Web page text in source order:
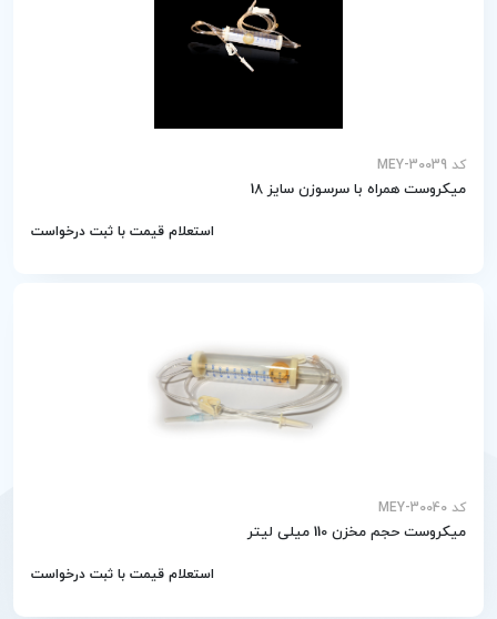
کد MEY-30039
میکروست همراه با سرسوزن سایز 18
استعلام قیمت با ثبت درخواست
کد MEY-30040
میکروست حجم مخزن 110 میلی لیتر
استعلام قیمت با ثبت درخواست